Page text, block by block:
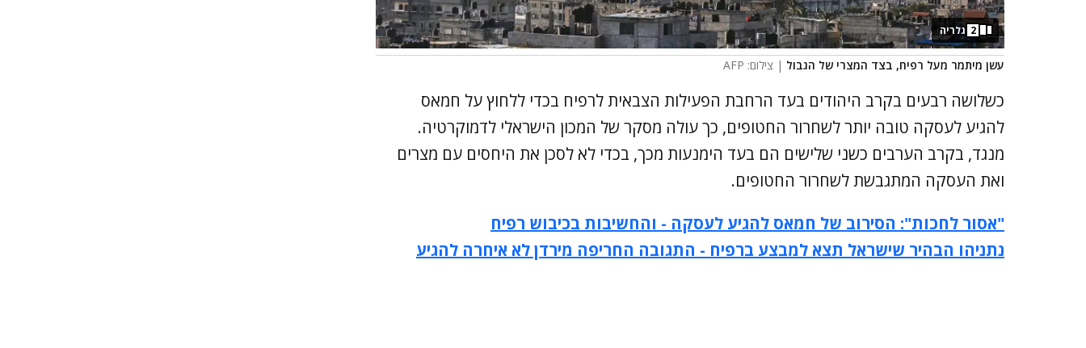
עשן מיתמר מעל רפיח, בצד המצרי של הגבול | צילום: AFP
2 גלריה
כשלושה רבעים בקרב היהודים בעד הרחבת הפעילות הצבאית לרפיח בכדי ללחוץ על חמאס
להגיע לעסקה טובה יותר לשחרור החטופים, כך עולה מסקר של המכון הישראלי לדמוקרטיה.
מנגד, בקרב הערבים כשני שלישים הם בעד הימנעות מכך, בכדי לא לסכן את היחסים עם מצרים
ואת העסקה המתגבשת לשחרור החטופים.
"אסור לחכות": הסירוב של חמאס להגיע לעסקה - והחשיבות בכיבוש רפיח
נתניהו הבהיר שישראל תצא למבצע ברפיח - התגובה החריפה מירדן לא איחרה להגיע